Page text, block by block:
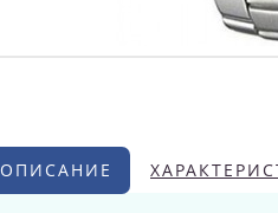
ОПИСАНИЕ